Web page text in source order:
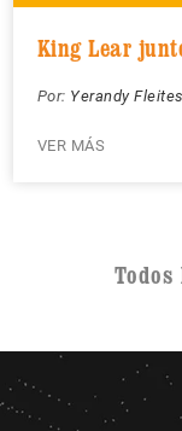
King Lear
Por: Yerandy Fleites
VER MÁS